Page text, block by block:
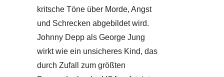
kritsche Töne über Morde, Angst
und Schrecken abgebildet wird.
Johnny Depp als George Jung
wirkt wie ein unsicheres Kind, das
durch Zufall zum größten